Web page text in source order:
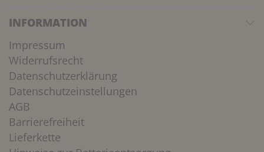
INFORMATION
Impressum
Widerrufsrecht
Datenschutzerklärung
Datenschutzeinstellungen
AGB
Barrierefreiheit
Lieferkette